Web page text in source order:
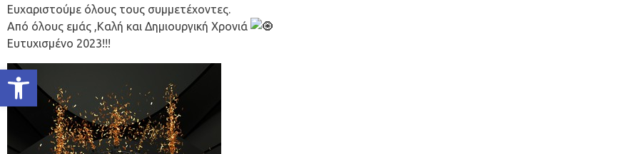
Ανοίξτε τη γραμμή εργαλείων
Ευχαριστούμε όλους τους συμμετέχοντες.
Από όλους εμάς ,Καλή και Δημιουργική Χρονιά
Ευτυχισμένο 2023!!!